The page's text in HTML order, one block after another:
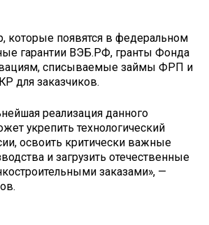
которые появятся в федеральном
гарантии ВЭБ.РФ, гранты Фонда
списываемые займы ФРП и
для заказчиков.
реализация данного
укрепить технологический
освоить критически важные
и загрузить отечественные
заказами», —